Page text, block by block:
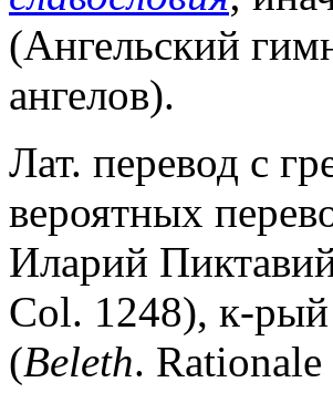
(Ангельский
ангелов).
Лат. перевод с
вероятных
Иларий
Col. 1248), к-рый
(Beleth.